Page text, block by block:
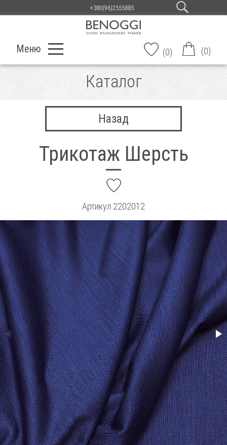
+380(96)2555885
Меню (0) (0)
Каталог
Назад
Трикотаж Шерсть
Артикул 2202012